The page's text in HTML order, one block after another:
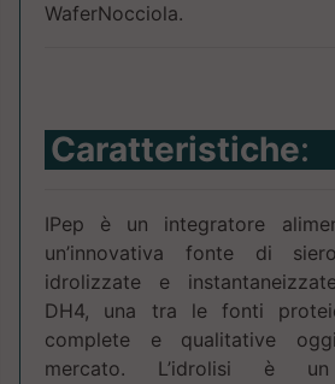
WaferNocciola.
Caratteristiche:
IPep è un integratore
un’innovativa fonte di
idrolizzate e
DH4, una tra le fonti
complete e qualitative
mercato. L’idrolisi è